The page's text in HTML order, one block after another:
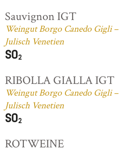
Sauvignon IGT
Weingut Borgo Canedo Gigli –
Julisch Venetien
RIBOLLA GIALLA IGT
Weingut Borgo Canedo Gigli –
Julisch Venetien
ROTWEINE